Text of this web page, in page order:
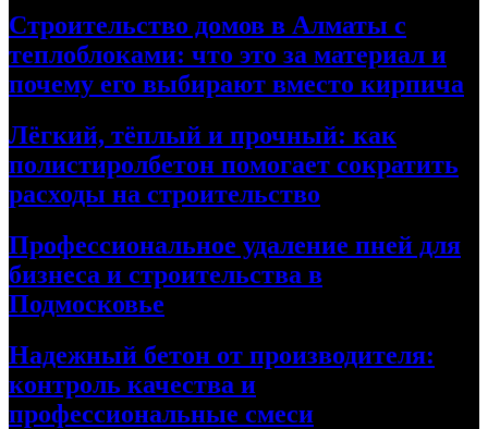
Строительство домов в Алматы с
теплоблоками: что это за материал и
почему его выбирают вместо кирпича
Лёгкий, тёплый и прочный: как
полистиролбетон помогает сократить
расходы на строительство
Профессиональное удаление пней для
бизнеса и строительства в
Подмосковье
Надежный бетон от производителя:
контроль качества и
профессиональные смеси